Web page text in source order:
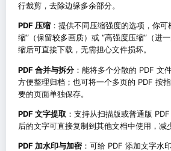
行裁剪，去除边缘多余部分。
PDF 压缩 ：提供不同压缩强度的选项，你
缩”（保留较多画质）或 “高强度压缩”（进
缩后可直接下载，无需担心文件损坏。
PDF 合并与拆分 ：能将多个分散的 PDF 文
方便整理归档；也可将一个多页的 PDF 按
要的页面单独保存。
PDF 文字提取 ：支持从扫描版或普通版
后的文字可直接复制到其他文档中使用，减
PDF 加水印与加密：可给 PDF 添加文字水